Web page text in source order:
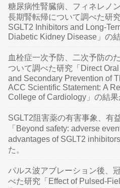
糖尿病性腎臓病、フィネレノ
長期腎転帰について調べた研
SGLT2 Inhibitors and Long-
Diabetic Kidney Disease」の
血栓症一次予防、二次予防の
ついて調べた研究「Direct
and Secondary Prevention of
ACC Scientific Statement: A
College of Cardiology」の結果
SGLT2阻害薬の有害事象、有
「Beyond safety: adverse
advantages of SGLT2
た。
パルス波アブレーション後、
べた研究「Effect of Pulsed-